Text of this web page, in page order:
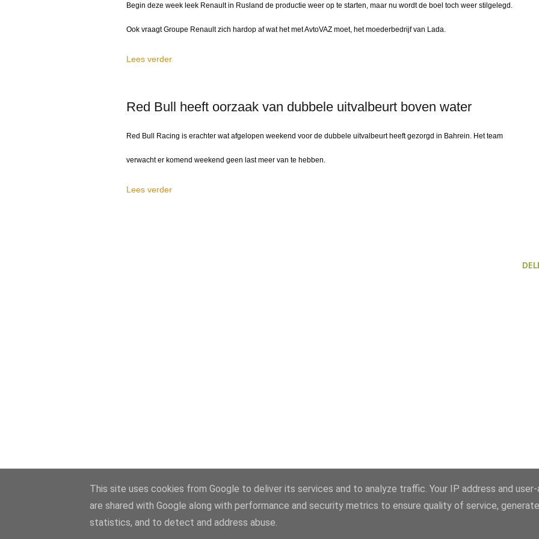
Begin deze week leek Renault in Rusland de productie weer op te starten, maar nu wordt de boel toch weer stilgelegd.
Ook vraagt Groupe Renault zich hardop af wat het met AvtoVAZ moet, het moederbedrijf van Lada.
Lees verder
Red Bull heeft oorzaak van dubbele uitvalbeurt boven water
Red Bull Racing is erachter wat afgelopen weekend voor de dubbele uitvalbeurt heeft gezorgd in Bahrein. Het team
verwacht er komend weekend geen last meer van te hebben.
Lees verder
This site uses cookies from Google to deliver its services and to analyze traffic. Your IP address and
are shared with Google along with performance and security metrics to ensure quality of service,
statistics, and to detect and address abuse.